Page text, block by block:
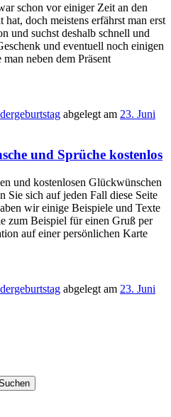
schon vor einiger Zeit an den
hat, doch meistens erfährst man erst
und suchst deshalb schnell und
und eventuell noch einigen
neben dem Präsent
abgelegt am 23. Juni
und Sprüche kostenlos
und kostenlosen Glückwünschen
Sie sich auf jeden Fall diese Seite
wir einige Beispiele und Texte
zum Beispiel für einen Gruß per
auf einer persönlichen Karte
abgelegt am 23. Juni